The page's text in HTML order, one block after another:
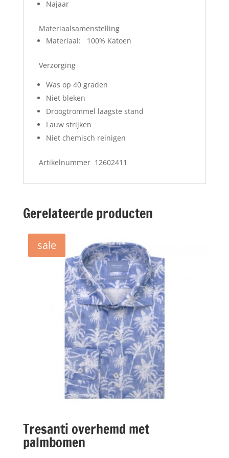
Najaar
Materiaalsamenstelling
Materiaal: 100% Katoen
Verzorging
Was op 40 graden
Niet bleken
Droogtrommel laagste stand
Lauw strijken
Niet chemisch reinigen
Artikelnummer 12602411
Gerelateerde producten
sale
Tresanti overhemd met
palmbomen